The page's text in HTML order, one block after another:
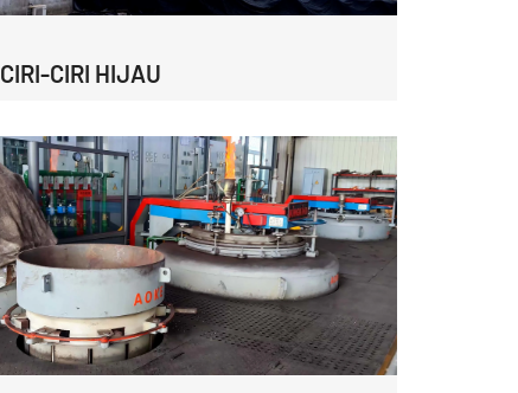
CIRI-CIRI HIJAU